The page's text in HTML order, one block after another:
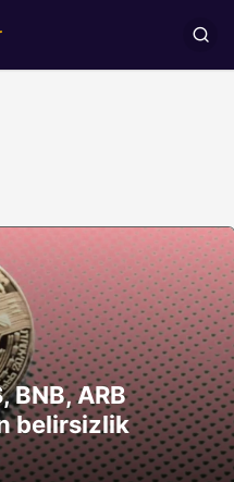
BNB, ARB
belirsizlik